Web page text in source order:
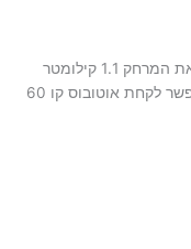
תחנת הרכבת חדרה מערב נמצאת המרחק 1.1 קילומטר
מהמכללה כ-15 דקות הליכה, אפשר לקחת אוטובוס קו 60